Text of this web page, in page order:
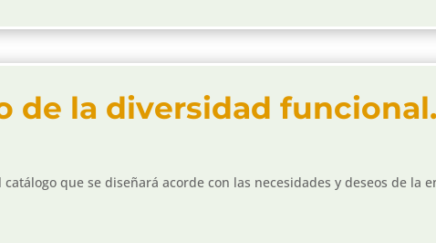
de la diversidad funcional.
que se diseñará acorde con las necesidades y deseos de la